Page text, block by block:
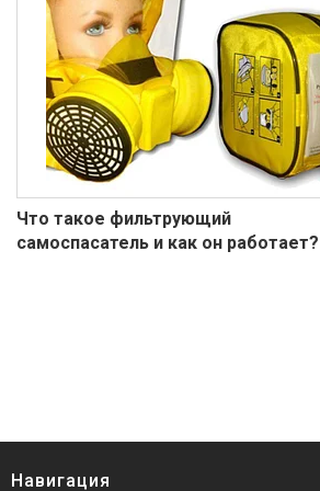
Что такое фильтрующий
самоспасатель и как он работает?
Навигация